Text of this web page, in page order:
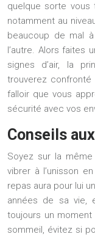
quelque sorte
notamment au
beaucoup de mal
l’autre. Alors faites
signes d’air, la
trouverez confronté
falloir que vous
sécurité avec vos
Conseils
Soyez sur la
vibrer à l’unisson
repas aura pour lui
années de sa vie,
toujours un
sommeil, évitez si